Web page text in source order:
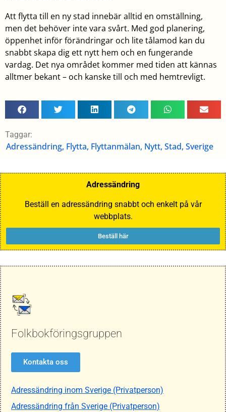
Att flytta till en ny stad innebär alltid en omställning,
men det behöver inte vara svårt. Med god planering,
öppenhet inför förändringar och lite tålamod kan du
snabbt skapa dig ett nytt hem och en fungerande
vardag. Det nya området kommer med tiden att kännas
alltmer bekant – och kanske till och med hemtrevligt.
Taggar:
Adressändring, Flytta, Flyttanmälan, Nytt, Stad, Sverige
Adressändring
Beställ en adressändring snabbt och enkelt på vår
webbplats.
Beställ här
Folkbokföringsgruppen
Kontakta oss
Adressändring inom Sverige (Privatperson)
Adressändring från Sverige (Privatperson)